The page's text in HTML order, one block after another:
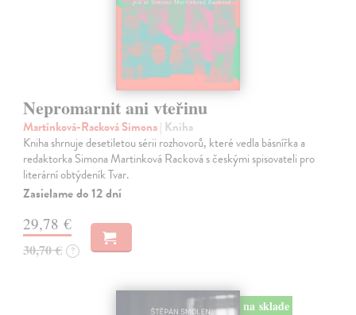
Nepromarnit ani vteřinu
Martínková-Racková Simona| Kniha
Kniha shrnuje desetiletou sérii rozhovorů, které vedla básnířka a
redaktorka Simona Martinková Racková s českými spisovateli pro
literární obtýdeník Tvar.
Zasielame do 12 dní
29,78 €
30,70 € ?
na sklade